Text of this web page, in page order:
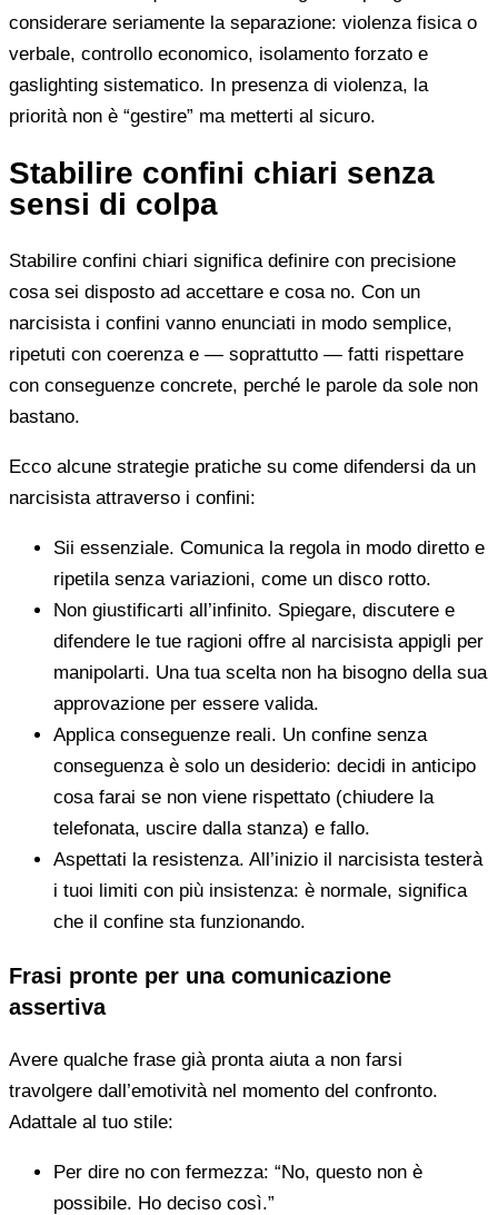
considerare seriamente la separazione: violenza fisica o
verbale, controllo economico, isolamento forzato e
gaslighting sistematico. In presenza di violenza, la
priorità non è “gestire” ma metterti al sicuro.
Stabilire confini chiari senza
sensi di colpa
Stabilire confini chiari significa definire con precisione
cosa sei disposto ad accettare e cosa no. Con un
narcisista i confini vanno enunciati in modo semplice,
ripetuti con coerenza e — soprattutto — fatti rispettare
con conseguenze concrete, perché le parole da sole non
bastano.
Ecco alcune strategie pratiche su come difendersi da un
narcisista attraverso i confini:
Sii essenziale. Comunica la regola in modo diretto e
ripetila senza variazioni, come un disco rotto.
Non giustificarti all’infinito. Spiegare, discutere e
difendere le tue ragioni offre al narcisista appigli per
manipolarti. Una tua scelta non ha bisogno della sua
approvazione per essere valida.
Applica conseguenze reali. Un confine senza
conseguenza è solo un desiderio: decidi in anticipo
cosa farai se non viene rispettato (chiudere la
telefonata, uscire dalla stanza) e fallo.
Aspettati la resistenza. All’inizio il narcisista testerà
i tuoi limiti con più insistenza: è normale, significa
che il confine sta funzionando.
Frasi pronte per una comunicazione
assertiva
Avere qualche frase già pronta aiuta a non farsi
travolgere dall’emotività nel momento del confronto.
Adattale al tuo stile:
Per dire no con fermezza: “No, questo non è
possibile. Ho deciso così.”